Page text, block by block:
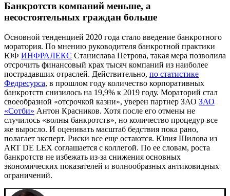
Банкротств компаний меньше, а
несостоятельных граждан больше
Основной тенденцией 2020 года стало введение банкротного
моратория. По мнению руководителя банкротной практики
ЮФ ИНФРАЛЕКС Станислава Петрова, такая мера позволила
отсрочить финансовый крах тысяч компаний из наиболее
пострадавших отраслей. Действительно, по статистике
Федресурса, в прошлом году количество корпоративных
банкротств снизилось на 19,9% к 2019 году. Мораторий стал
своеобразной «отсрочкой казни», уверен партнер ЗАО ЗАО
«Сотби» Антон Красников. Хотя после его отмены не
случилось «волны банкротств», но количество процедур все
же выросло. И оценивать масштаб бедствия пока рано,
полагает эксперт. Риски все еще остаются. Юлия Шилова из
ART DE LEX соглашается с коллегой. По ее словам, роста
банкротств не избежать из-за снижения основных
экономических показателей и волнообразных антиковидных
ограничений.